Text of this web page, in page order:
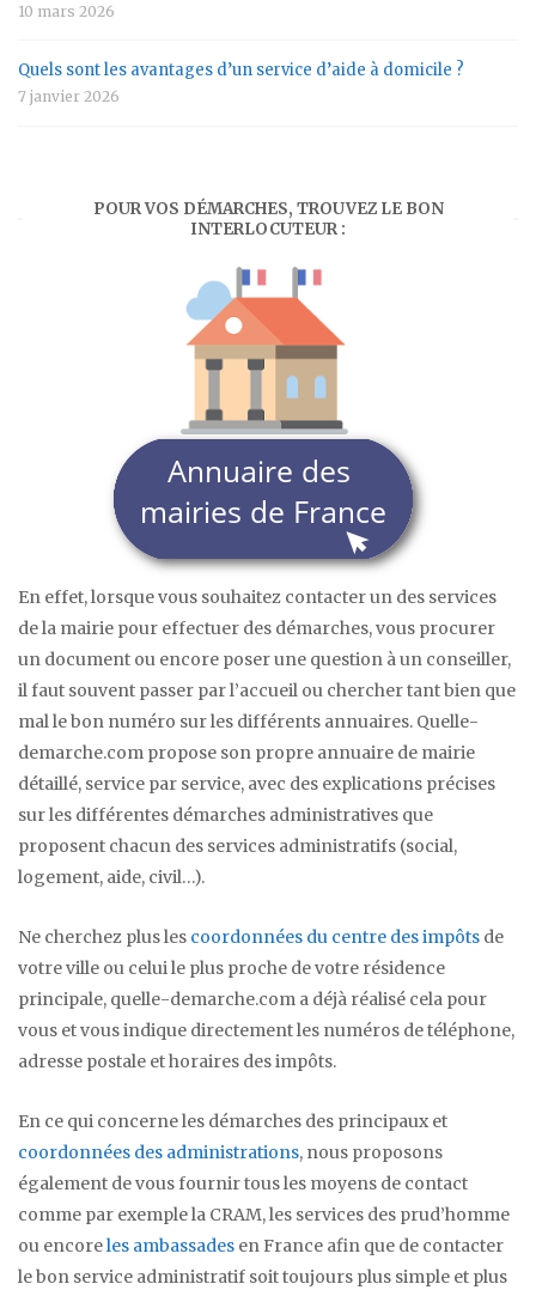
10 mars 2026
Quels sont les avantages d’un service d’aide à domicile ?
7 janvier 2026
POUR VOS DÉMARCHES, TROUVEZ LE BON
INTERLOCUTEUR :
En effet, lorsque vous souhaitez contacter un des services
de la mairie pour effectuer des démarches, vous procurer
un document ou encore poser une question à un conseiller,
il faut souvent passer par l’accueil ou chercher tant bien que
mal le bon numéro sur les différents annuaires. Quelle-
demarche.com propose son propre annuaire de mairie
détaillé, service par service, avec des explications précises
sur les différentes démarches administratives que
proposent chacun des services administratifs (social,
logement, aide, civil…).
Ne cherchez plus les coordonnées du centre des impôts de
votre ville ou celui le plus proche de votre résidence
principale, quelle-demarche.com a déjà réalisé cela pour
vous et vous indique directement les numéros de téléphone,
adresse postale et horaires des impôts.
En ce qui concerne les démarches des principaux et
coordonnées des administrations, nous proposons
également de vous fournir tous les moyens de contact
comme par exemple la CRAM, les services des prud’homme
ou encoreles ambassades en France afin que de contacter
le bon service administratif soit toujours plus simple et plus